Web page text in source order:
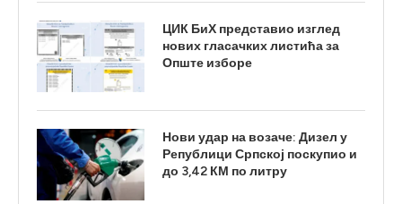
ЦИК БиХ представио изглед
нових гласачких листића за
Опште изборе
Нови удар на возаче: Дизел у
Републици Српској поскупио и
до 3,42 КМ по литру